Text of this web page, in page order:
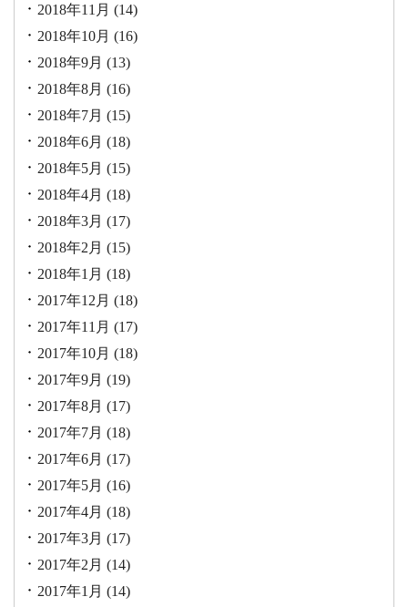
2018年11月 (14)
2018年10月 (16)
2018年9月 (13)
2018年8月 (16)
2018年7月 (15)
2018年6月 (18)
2018年5月 (15)
2018年4月 (18)
2018年3月 (17)
2018年2月 (15)
2018年1月 (18)
2017年12月 (18)
2017年11月 (17)
2017年10月 (18)
2017年9月 (19)
2017年8月 (17)
2017年7月 (18)
2017年6月 (17)
2017年5月 (16)
2017年4月 (18)
2017年3月 (17)
2017年2月 (14)
2017年1月 (14)